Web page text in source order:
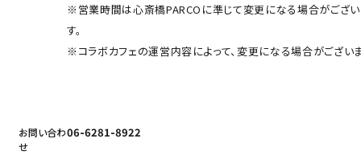
※営業時間は心斎橋PARCOに準じて変更になる場合がござ
す。
※コラボカフェの運営内容によって、変更になる場合がござい
お問い合わ
せ
06-6281-8922